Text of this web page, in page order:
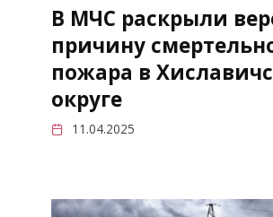
В МЧС раскрыли
причину
пожара в
округе
11.04.2025